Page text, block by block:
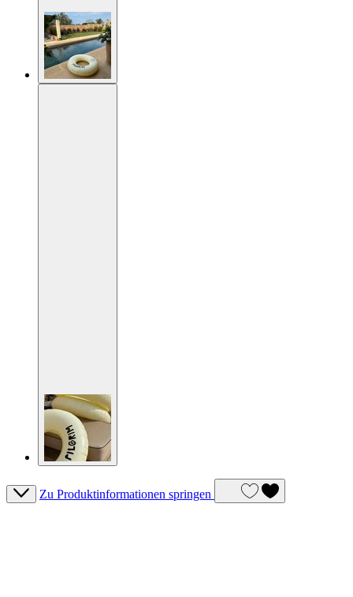
Zu Produktinformationen springen